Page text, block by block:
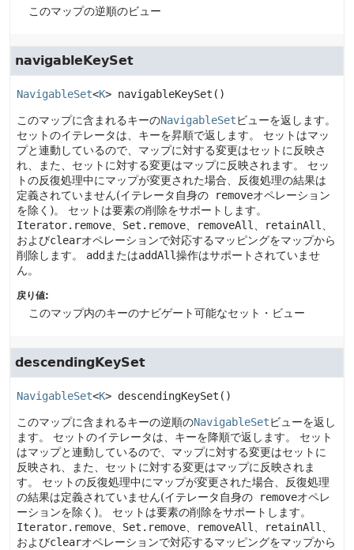
このマップの逆順のビュー
navigableKeySet
NavigableSet<K> navigableKeySet ()
このマップに含まれるキーのNavigableSetビューを返します。
セットのイテレータは、キーを昇順で返します。
セットはマッ
プと連動しているので、マップに対する変更はセットに反映さ
れ、また、セットに対する変更はマップに反映されます。
セッ
トの反復処理中にマップが変更された場合、反復処理の結果は
定義されていません(イテレータ自身の removeオペレーション
を除く)。
セットは要素の削除をサポートします。
Iterator.remove
Set.remove removeAll retainAll
およびclearオペレーションで対応するマッピングをマップから
削除します。
add またはaddAll操作はサポートされていませ
ん。
戻り値:
このマップ内のキーのナビゲート可能なセット・ビュー
descendingKeySet
NavigableSet<K> descendingKeySet ()
このマップに含まれるキーの逆順のNavigableSetビューを返し
ます。
セットのイテレータは、キーを降順で返します。
セット
はマップと連動しているので、マップに対する変更はセットに
反映され、また、セットに対する変更はマップに反映されま
す。
セットの反復処理中にマップが変更された場合、反復処理
の結果は定義されていません(イテレータ自身の removeオペレ
ーションを除く)。
セットは要素の削除をサポートします。
Iterator.remove
Set.remove removeAll retainAll
およびclearオペレーションで対応するマッピングをマップから